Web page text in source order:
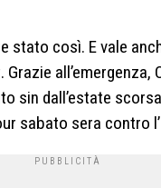
stato così. E vale
all’emergenza,
sin dall’estate
sabato sera contro